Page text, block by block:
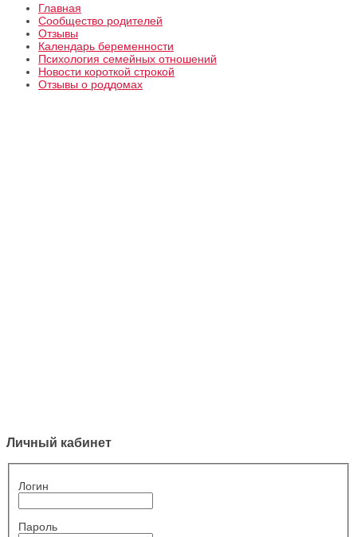
Главная
Сообщество родителей
Отзывы
Календарь беременности
Психология семейных отношений
Новости короткой строкой
Отзывы о роддомах
Личный кабинет
Логин
Пароль